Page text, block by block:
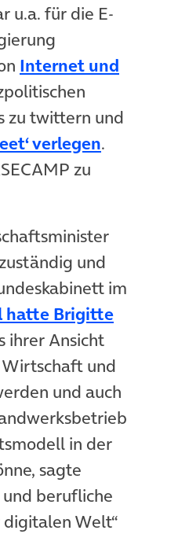
u.a. für die E-
Internet und
zu twittern und
verlegen(öffnet in
.
zu
und
im
hatte Brigitte
in neuem Tab)
ihrer Ansicht
Wirtschaft und
und auch
in der
sagte
berufliche
Welt“